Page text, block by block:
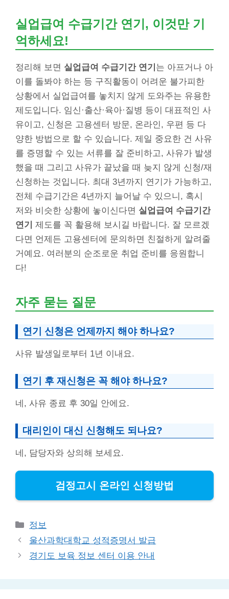
실업급여 수급기간 연기, 이것만 기
억하세요!
정리해 보면 실업급여 수급기간 연기 는 아프거나 아
이를 돌봐야 하는 등 구직활동이 어려운 불가피한
상황에서 실업급여를 놓치지 않게 도와주는 유용한
제도입니다. 임신·출산·육아·질병 등이 대표적인 사
유이고, 신청은 고용센터 방문, 온라인, 우편 등 다
양한 방법으로 할 수 있습니다. 제일 중요한 건 사유
를 증명할 수 있는 서류를 잘 준비하고, 사유가 발생
했을 때 그리고 사유가 끝났을 때 늦지 않게 신청/재
신청하는 것입니다. 최대 3년까지 연기가 가능하고,
전체 수급기간은 4년까지 늘어날 수 있으니, 혹시
저와 비슷한 상황에 놓이신다면 실업급여 수급기간
연기
제도를 꼭 활용해 보시길 바랍니다. 잘 모르겠
다면 언제든 고용센터에 문의하면 친절하게 알려줄
거예요. 여러분의 순조로운 취업 준비를 응원합니
다!
자주 묻는 질문
연기 신청은 언제까지 해야 하나요?
사유 발생일로부터 1년 이내요.
연기 후 재신청은 꼭 해야 하나요?
네, 사유 종료 후 30일 안에요.
대리인이 대신 신청해도 되나요?
네, 담당자와 상의해 보세요.
검정고시 온라인 신청방법
Categories
정보
울산과학대학교 성적증명서 발급
경기도 보육 정보 센터 이용 안내